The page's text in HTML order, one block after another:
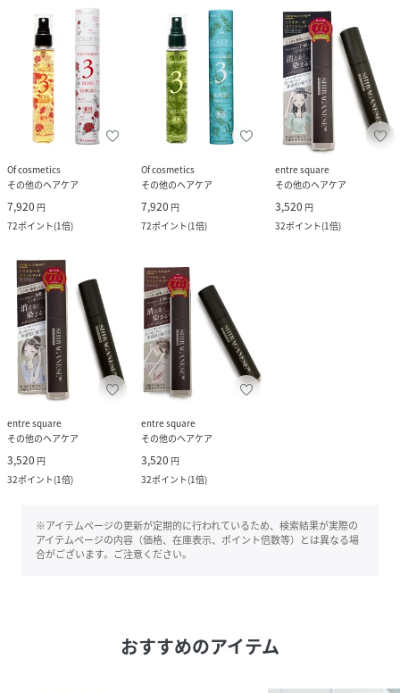
Of cosmetics
その他のヘアケア
7,920 円
72ポイント(1倍)
Of cosmetics
その他のヘアケア
7,920 円
72ポイント(1倍)
entre square
その他のヘアケア
3,520 円
32ポイント(1倍)
entre square
その他のヘアケア
3,520 円
32ポイント(1倍)
entre square
その他のヘアケア
3,520 円
32ポイント(1倍)
※アイテムページの更新が定期的に行われているため、検索結果が実際の
アイテムページの内容（価格、在庫表示、ポイント倍数等）とは異なる場
合がございます。ご注意ください。
おすすめのアイテム